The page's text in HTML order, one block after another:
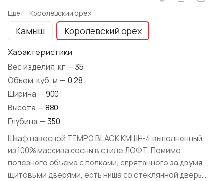
Цвет : Королевский орех
Камыш Королевский орех
Характеристики
Вес изделия, кг — 35
Объем, куб. м — 0.28
Ширина — 900
Высота — 880
Глубина — 350
Шкаф навесной TEMPO BLACK КМШН-4 выполненный
из 100% массива сосны в стиле ЛОФТ. Помимо
полезного объема с полками, спрятанного за двумя
щитовыми дверями, есть ниша со стеклянной дверью,